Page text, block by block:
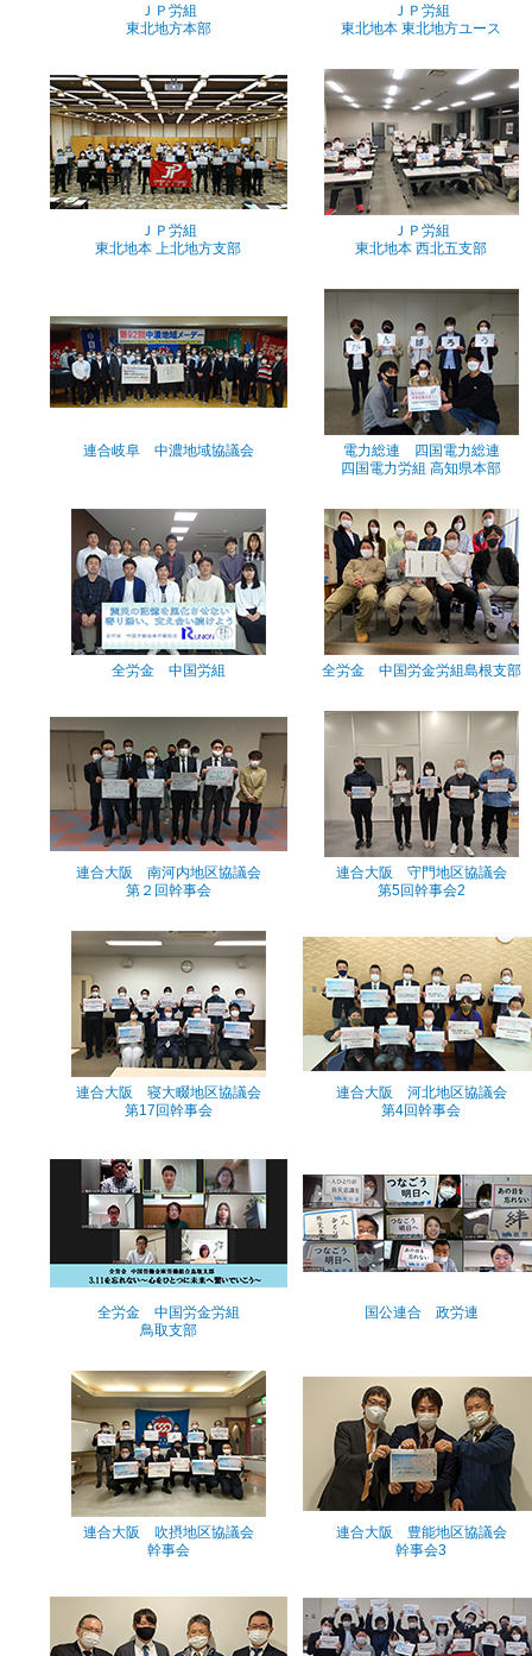
ＪＰ労組
東北地方本部
ＪＰ労組
東北地本 東北地方ユース
ＪＰ労組
東北地本 上北地方支部
ＪＰ労組
東北地本 西北五支部
連合岐阜 中濃地域協議会
電力総連 四国電力総連
四国電力労組 高知県本部
全労金 中国労組 全労金 中国労金労組島根支部
連合大阪 南河内地区協議会
第２回幹事会
連合大阪 守門地区協議会
第5回幹事会2
連合大阪 寝大畷地区協議会
第17回幹事会
連合大阪 河北地区協議会
第4回幹事会
全労金 中国労金労組
鳥取支部
国公連合 政労連
連合大阪 吹摂地区協議会
幹事会
連合大阪 豊能地区協議会
幹事会3